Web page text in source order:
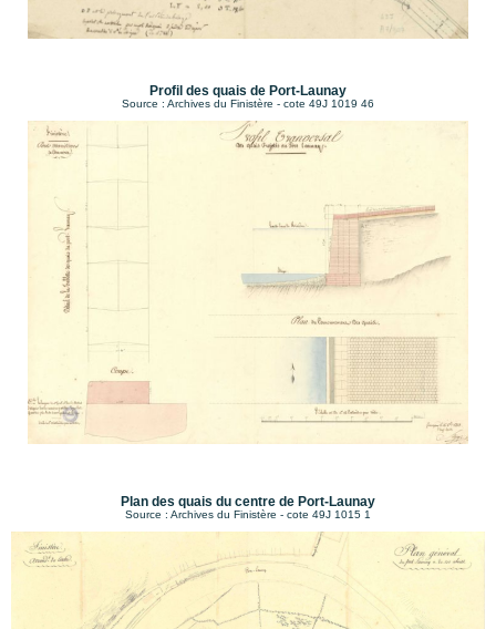
Profil des quais de Port-Launay
Source : Archives du Finistère - cote 49J 1019 46
Plan des quais du centre de Port-Launay
Source : Archives du Finistère - cote 49J 1015 1